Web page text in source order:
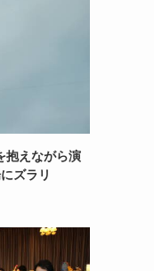
えながら演
ズラリ